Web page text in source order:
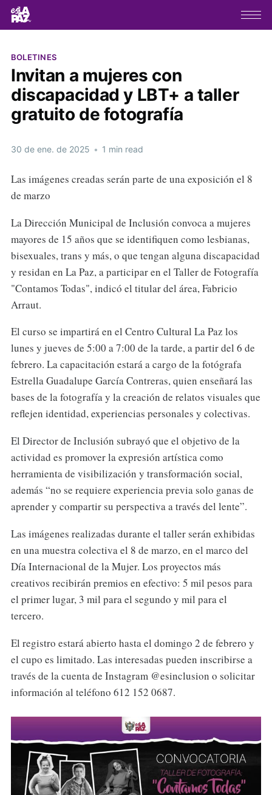
BOLETINES
Invitan a mujeres con
discapacidad y LBT+ a taller
gratuito de fotografía
30 de ene. de 2025 • 1 min read
Las imágenes creadas serán parte de una exposición el 8
de marzo
La Dirección Municipal de Inclusión convoca a mujeres
mayores de 15 años que se identifiquen como lesbianas,
bisexuales, trans y más, o que tengan alguna discapacidad
y residan en La Paz, a participar en el Taller de Fotografía
"Contamos Todas", indicó el titular del área, Fabricio
Arraut.
El curso se impartirá en el Centro Cultural La Paz los
lunes y jueves de 5:00 a 7:00 de la tarde, a partir del 6 de
febrero. La capacitación estará a cargo de la fotógrafa
Estrella Guadalupe García Contreras, quien enseñará las
bases de la fotografía y la creación de relatos visuales que
reflejen identidad, experiencias personales y colectivas.
El Director de Inclusión subrayó que el objetivo de la
actividad es promover la expresión artística como
herramienta de visibilización y transformación social,
además “no se requiere experiencia previa solo ganas de
aprender y compartir su perspectiva a través del lente”.
Las imágenes realizadas durante el taller serán exhibidas
en una muestra colectiva el 8 de marzo, en el marco del
Día Internacional de la Mujer. Los proyectos más
creativos recibirán premios en efectivo: 5 mil pesos para
el primer lugar, 3 mil para el segundo y mil para el
tercero.
El registro estará abierto hasta el domingo 2 de febrero y
el cupo es limitado. Las interesadas pueden inscribirse a
través de la cuenta de Instagram @esinclusion o solicitar
información al teléfono 612 152 0687.